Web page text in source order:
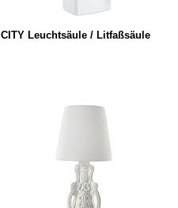
CITY Leuchtsäule / Litfaßsäule